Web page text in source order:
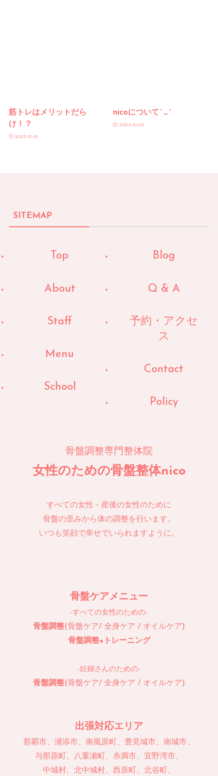
筋トレはメリットだら
け！？
2023-10-19
nicoについて^_^
2023-10-02
SITEMAP
Top
About
Staff
Menu
School
Blog
Q & A
予約・アクセ
ス
Contact
Policy
骨盤調整専門整体院
女性のための骨盤整体nico
すべての女性・産後の女性のために
骨盤の歪みから体の調整を行います。
いつも笑顔で幸せでいられますように。
骨盤ケアメニュー
-すべての女性のための-
骨盤調整(骨盤ケア/ 全身ケア / オイルケア)
骨盤調整×トレーニング
-妊婦さんのための-
骨盤調整(骨盤ケア/ 全身ケア / オイルケア)
出張対応エリア
那覇市、浦添市、南風原町、豊見城市、南城市、
与那原町、八重瀬町、糸満市、宜野湾市、
中城村、北中城村、西原町、北谷町、